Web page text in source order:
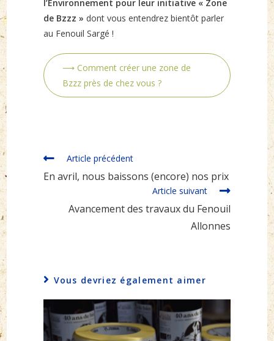
l’Environnement pour leur initiative « Zone
de Bzzz » dont vous entendrez bientôt parler
au Fenouil Sargé !
⟶ Comment créer une zone de
Bzzz près de chez vous ?
Read
articles
Article précédent
En avril, nous baissons (encore) nos prix
Article suivant
Avancement des travaux du Fenouil
Allonnes
Vous devriez également aimer